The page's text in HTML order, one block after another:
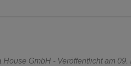
GmbH - Veröffentlicht am 09.